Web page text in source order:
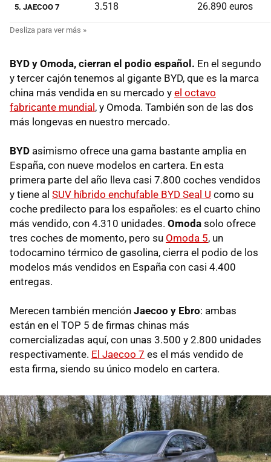
5. JAECOO 7 3.518 26.890 euros
BYD y Omoda, cierran el podio español. En el segundo
y tercer cajón tenemos al gigante BYD, que es la marca
china más vendida en su mercado y el octavo
fabricante mundial , y Omoda. También son de las dos
más longevas en nuestro mercado.
BYD asimismo ofrece una gama bastante amplia en
España, con nueve modelos en cartera. En esta
primera parte del año lleva casi 7.800 coches vendidos
y tiene al SUV híbrido enchufable BYD Seal U como su
coche predilecto para los españoles: es el cuarto chino
más vendido, con 4.310 unidades. Omoda solo ofrece
tres coches de momento, pero su Omoda 5, un
todocamino térmico de gasolina, cierra el podio de los
modelos más vendidos en España con casi 4.400
entregas.
Merecen también mención Jaecoo y Ebro: ambas
están en el TOP 5 de firmas chinas más
comercializadas aquí, con unas 3.500 y 2.800 unidades
respectivamente. El Jaecoo 7 es el más vendido de
esta firma, siendo su único modelo en cartera.